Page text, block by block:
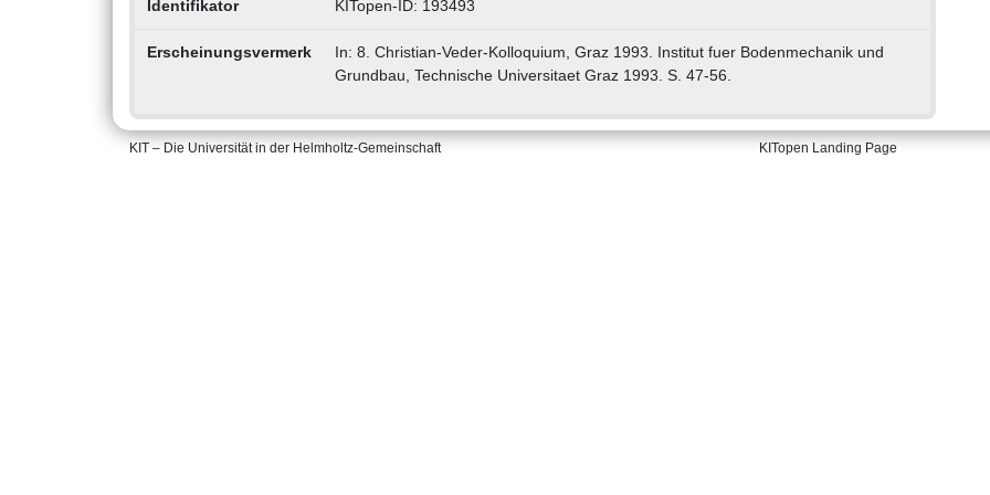
Identifikator KITopen-ID: 193493
Erscheinungsvermerk
In: 8. Christian-Veder-Kolloquium, Graz 1993. Institut fuer Bodenmechanik und
Grundbau, Technische Universitaet Graz 1993. S. 47-56.
KIT – Die Universität in der Helmholtz-Gemeinschaft KITopen Landing Page